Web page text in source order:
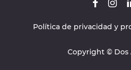
Política de privacidad y
Copyright © Dos